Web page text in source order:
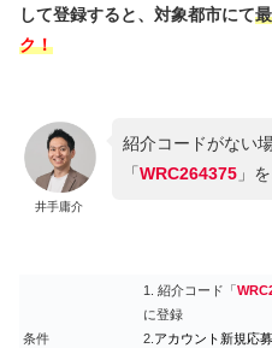
して登録すると、対象都市にて
ク！
井手庸介
紹介コードがない
「WRC264375」
条件
1. 紹介コード「
に登録
2. アカウント新規応